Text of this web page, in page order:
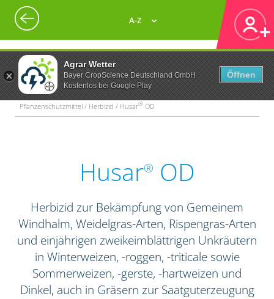
Agrar Wetter
Bayer CropScience Deutschland GmbH
Kostenlos bei Google Play
Öffnen
A-Z
Pflanzenschutzmittel / Herbizid / Husar® OD
Husar® OD
Herbizid zur Bekämpfung von Gemeinem
Windhalm, Weidelgras-Arten, Rispengras-Arten
und einjährigen zweikeimblättrigen Unkräutern
in Winterweizen, -roggen, -triticale sowie
Sommerweizen, -gerste, -hartweizen und
Dinkel, auch in Gräsern zur Saatguterzeugung